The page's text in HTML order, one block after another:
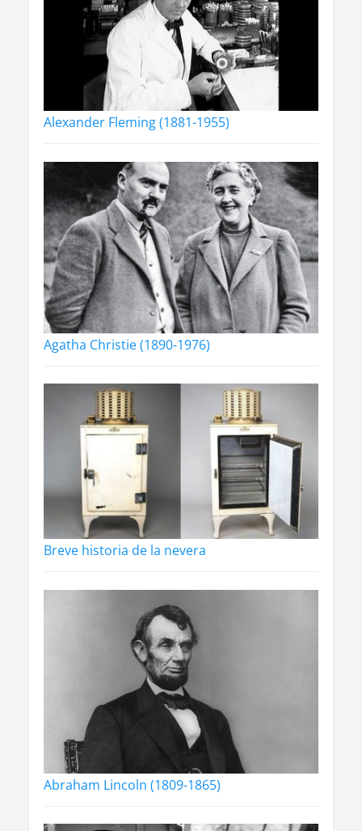
Alexander Fleming (1881-1955)
Agatha Christie (1890-1976)
Breve historia de la nevera
Abraham Lincoln (1809-1865)